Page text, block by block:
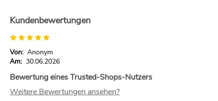
Kundenbewertungen
Von: Anonym
Am: 30.06.2026
Bewertung eines Trusted-Shops-Nutzers
Weitere Bewertungen ansehen?